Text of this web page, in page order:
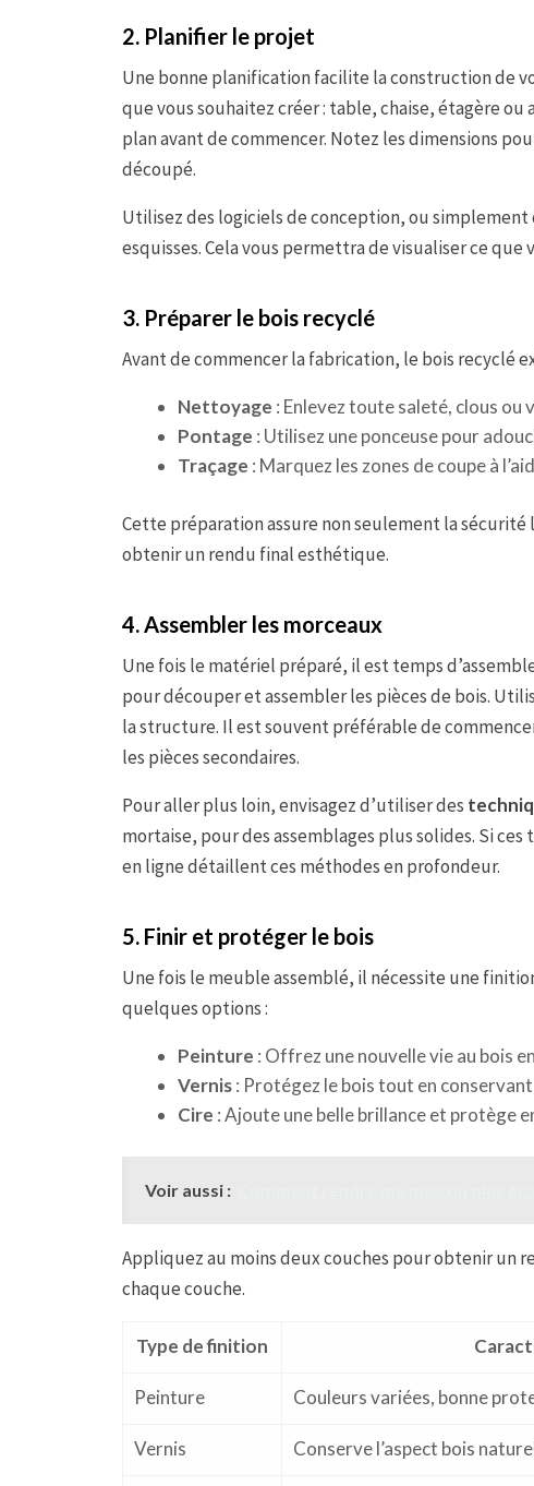
2. Planifier le projet
Une bonne planification facilite la construction de
que vous souhaitez créer : table, chaise, étagère
plan avant de commencer. Notez les dimensions
découpé.
Utilisez des logiciels de conception, ou
esquisses. Cela vous permettra de visualiser ce que
3. Préparer le bois recyclé
Avant de commencer la fabrication, le bois recyclé
Nettoyage : Enlevez toute saleté, clous ou
Pontage : Utilisez une ponceuse pour
Traçage : Marquez les zones de coupe à
Cette préparation assure non seulement la
obtenir un rendu final esthétique.
4. Assembler les morceaux
Une fois le matériel préparé, il est temps
pour découper et assembler les pièces de bois.
la structure. Il est souvent préférable de
les pièces secondaires.
Pour aller plus loin, envisagez d’utiliser des
mortaise, pour des assemblages plus solides. Si
en ligne détaillent ces méthodes en profondeur.
5. Finir et protéger le bois
Une fois le meuble assemblé, il nécessite une
quelques options :
Peinture : Offrez une nouvelle vie au bois
Vernis: Protégez le bois tout en
Cire : Ajoute une belle brillance et protège
Voir aussi :
Appliquez au moins deux couches pour obtenir un
chaque couche.
Type de finition
Peinture Couleurs variées, bonne
Vernis Conserve l’aspect bois